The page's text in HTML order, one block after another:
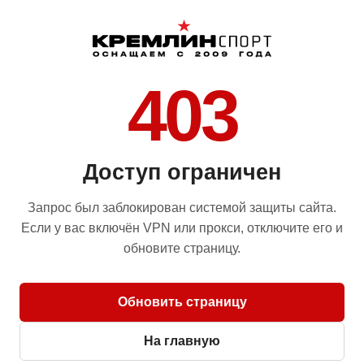
403
Доступ ограничен
Запрос был заблокирован системой защиты сайта.
Если у вас включён VPN или прокси, отключите его и
обновите страницу.
Обновить страницу
На главную